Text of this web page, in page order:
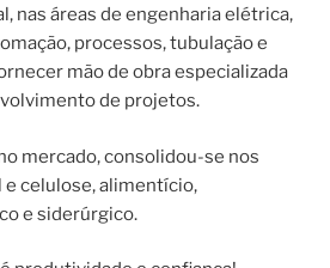
nas áreas de engenharia elétrica,
processos, tubulação e
mão de obra especializada
de projetos.
mercado, consolidou-se nos
celulose, alimentício,
e siderúrgico.